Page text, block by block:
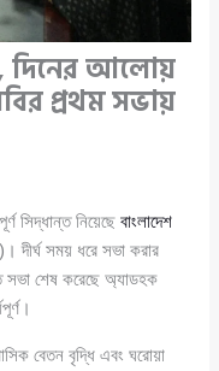
দিনের আলোয়
প্রথম সভায়
সিদ্ধান্ত নিয়েছেবাংলাদেশ
সময় ধরে সভা করার
সভা শেষ করেছে অ্যাডহক
বেতন বৃদ্ধি এবং ঘরোয়া